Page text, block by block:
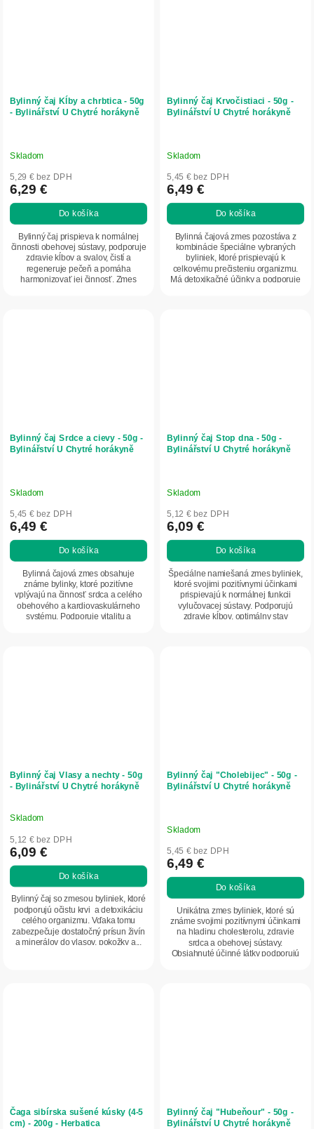
Bylinný čaj Kĺby a chrbtica - 50g
- Bylinářství U Chytré horákyně
Skladom
5,29 € bez DPH
6,29 €
Do košíka
Bylinný čaj prispieva k normálnej
činnosti obehovej sústavy, podporuje
zdravie kĺbov a svalov, čistí a
regeneruje pečeň a pomáha
harmonizovať jej činnosť. Zmes
Bylinný čaj Krvočistiaci - 50g -
Bylinářství U Chytré horákyně
Skladom
5,45 € bez DPH
6,49 €
Do košíka
Bylinná čajová zmes pozostáva z
kombinácie špeciálne vybraných
byliniek, ktoré prispievajú k
celkovému prečisteniu organizmu.
Má detoxikačné účinky a podporuje
Bylinný čaj Srdce a cievy - 50g -
Bylinářství U Chytré horákyně
Skladom
5,45 € bez DPH
6,49 €
Do košíka
Bylinná čajová zmes obsahuje
známe bylinky, ktoré pozitívne
vplývajú na činnosť srdca a celého
obehového a kardiovaskulárneho
systému. Podporuje vitalitu a
Bylinný čaj Stop dna - 50g -
Bylinářství U Chytré horákyně
Skladom
5,12 € bez DPH
6,09 €
Do košíka
Špeciálne namiešaná zmes byliniek,
ktoré svojimi pozitívnymi účinkami
prispievajú k normálnej funkcii
vylučovacej sústavy. Podporujú
zdravie kĺbov, optimálny stav
Bylinný čaj Vlasy a nechty - 50g
- Bylinářství U Chytré horákyně
Priemerné
hodnotenie
produktu
je
5,0
z
5
hviezdičiek.
Skladom
5,12 € bez DPH
6,09 €
Do košíka
Bylinný čaj so zmesou byliniek, ktoré
podporujú očistu krvi a detoxikáciu
celého organizmu. Vďaka tomu
zabezpečuje dostatočný prísun živín
a minerálov do vlasov, pokožky a...
Bylinný čaj "Cholebijec" - 50g -
Bylinářství U Chytré horákyně
Skladom
5,45 € bez DPH
6,49 €
Do košíka
Unikátna zmes byliniek, ktoré sú
známe svojimi pozitívnymi účinkami
na hladinu cholesterolu, zdravie
srdca a obehovej sústavy.
Obsiahnuté účinné látky podporujú
Čaga sibírska sušené kúsky (4-5
cm) - 200g - Herbatica
Bylinný čaj "Hubeňour" - 50g -
Bylinářství U Chytré horákyně